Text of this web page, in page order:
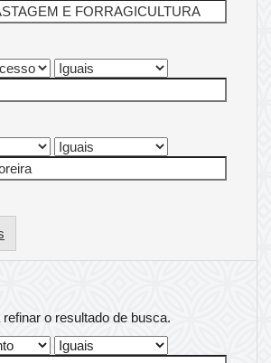
o resultado de busca.